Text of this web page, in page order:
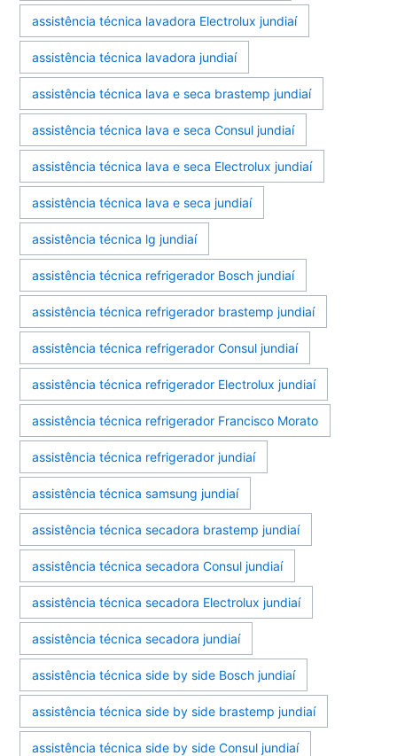
assistência técnica lavadora Electrolux jundiaí
assistência técnica lavadora jundiaí
assistência técnica lava e seca brastemp jundiaí
assistência técnica lava e seca Consul jundiaí
assistência técnica lava e seca Electrolux jundiaí
assistência técnica lava e seca jundiaí
assistência técnica lg jundiaí
assistência técnica refrigerador Bosch jundiaí
assistência técnica refrigerador brastemp jundiaí
assistência técnica refrigerador Consul jundiaí
assistência técnica refrigerador Electrolux jundiaí
assistência técnica refrigerador Francisco Morato
assistência técnica refrigerador jundiaí
assistência técnica samsung jundiaí
assistência técnica secadora brastemp jundiaí
assistência técnica secadora Consul jundiaí
assistência técnica secadora Electrolux jundiaí
assistência técnica secadora jundiaí
assistência técnica side by side Bosch jundiaí
assistência técnica side by side brastemp jundiaí
assistência técnica side by side Consul jundiaí